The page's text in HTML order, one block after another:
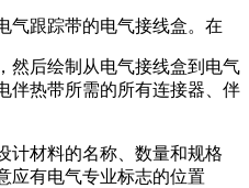
气跟踪带的电气接线盒。在
然后绘制从电气接线盒到电气
伴热带所需的所有连接器、伴
计材料的名称、数量和规格
应有电气专业标志的位置